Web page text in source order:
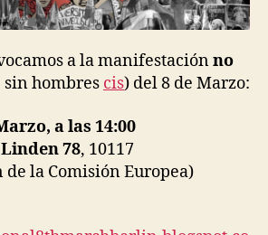
a la manifestaciónno
sin hombres cis) del 8 de Marzo:
a las 14:00
78, 10117
la Comisión Europea)